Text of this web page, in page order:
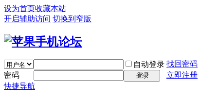
设为首页收藏本站
开启辅助访问 切换到窄版
自动登录 找回密码
密码
登录
立即注册
快捷导航